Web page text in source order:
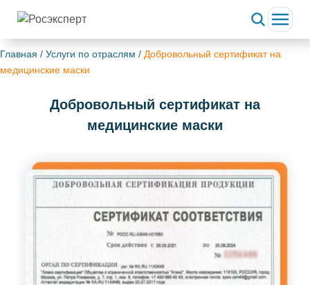
Главная / Услуги по отраслям / Добровольный сертификат на
медицинские маски
Добровольный сертификат на
медицинские маски